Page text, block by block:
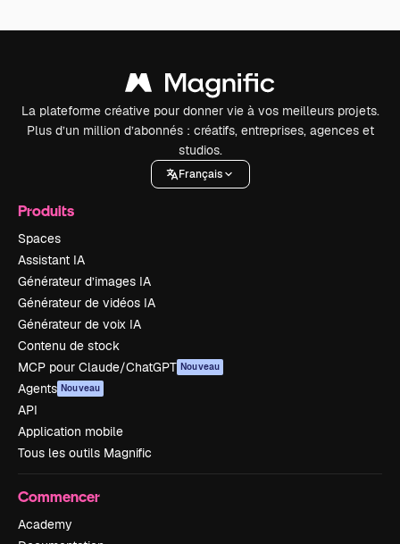
La plateforme créative pour donner vie à vos meilleurs projets.
Plus d’un million d’abonnés : créatifs, entreprises, agences et
studios.
Français
Produits
Spaces
Assistant IA
Générateur d’images IA
Générateur de vidéos IA
Générateur de voix IA
Contenu de stock
MCP pour Claude/ChatGPT Nouveau
Agents Nouveau
API
Application mobile
Tous les outils Magnific
Commencer
Academy